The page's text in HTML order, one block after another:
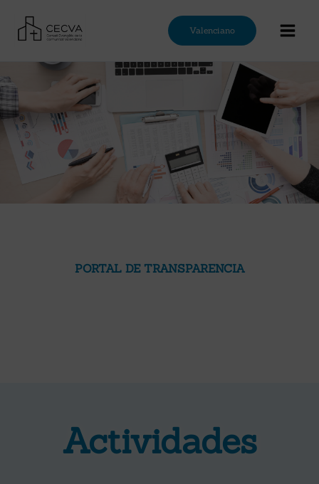
contenido
Valenciano
PORTAL DE TRANSPARENCIA
Actividades